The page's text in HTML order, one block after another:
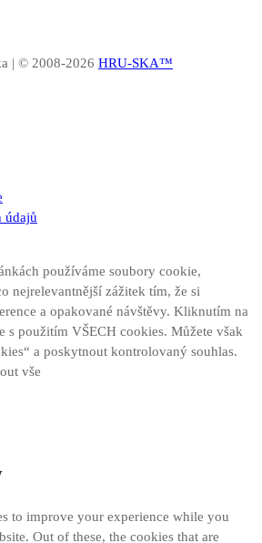
| © 2008-2026 HRU-SKA™
údajů
používáme soubory cookie,
nejrelevantnější zážitek tím, že si
a opakované návštěvy. Kliknutím na
s použitím VŠECH cookies. Můžete však
a poskytnout kontrolovaný souhlas.
vše
to improve your experience while you
Out of these, the cookies that are